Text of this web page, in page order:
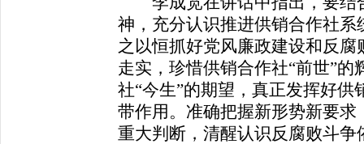
神，充分认识推进供销合作社
之以恒抓好党风廉政建设和反
走实，珍惜供销合作社“前世”
社“今生”的期望，真正发挥好
带作用。准确把握新形势新要求
重大判断，清醒认识反腐败斗